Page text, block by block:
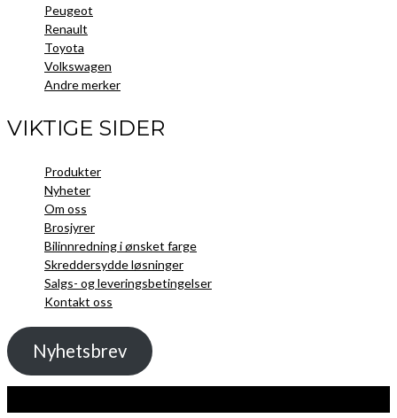
Peugeot
Renault
Toyota
Volkswagen
Andre merker
VIKTIGE SIDER
Produkter
Nyheter
Om oss
Brosjyrer
Bilinnredning i ønsket farge
Skreddersydde løsninger
Salgs- og leveringsbetingelser
Kontakt oss
Nyhetsbrev